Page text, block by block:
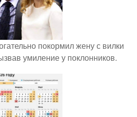
покормил жену с вилки
умиление у поклонников.